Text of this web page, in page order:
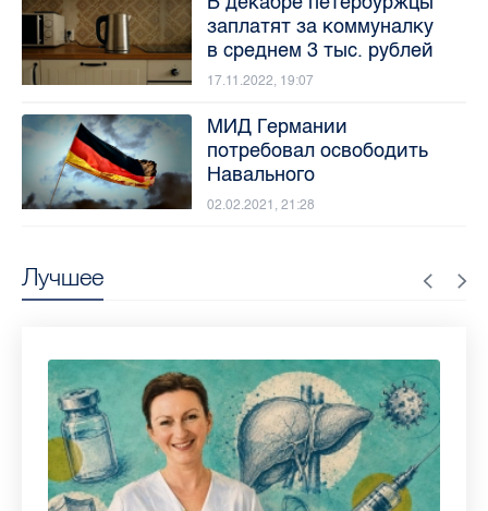
Лучшее
заплатят за коммуналку
в среднем 3 тыс. рублей
17.11.2022, 19:07
МИД Германии
потребовал освободить
Навального
02.02.2021, 21:28